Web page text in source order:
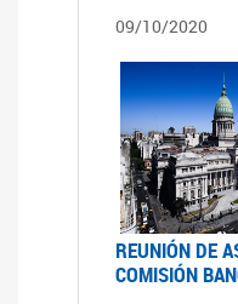
09/10/2020
REUNIÓN DE
COMISIÓN